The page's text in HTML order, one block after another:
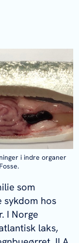
i indre organer
som
sykdom hos
I Norge
laks,